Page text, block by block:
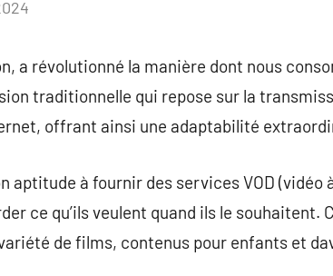
a révolutionné la manière dont nous
traditionnelle qui repose sur la
offrant ainsi une adaptabilité
aptitude à fournir des services VOD (vidéo
ce qu’ils veulent quand ils le souhaitent.
de films, contenus pour enfants et